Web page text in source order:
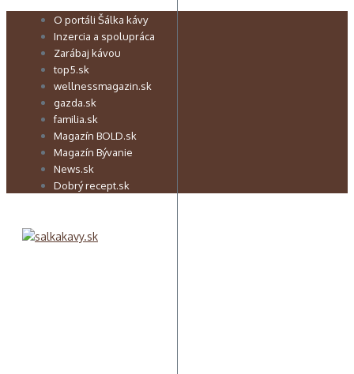
Preskočiť O portáli Šálka kávy
Inzercia a spolupráca
Zarábaj kávou
top5.sk
wellnessmagazin.sk
gazda.sk
familia.sk
Magazín BOLD.sk
Magazín Bývanie
News.sk
Dobrý recept.sk